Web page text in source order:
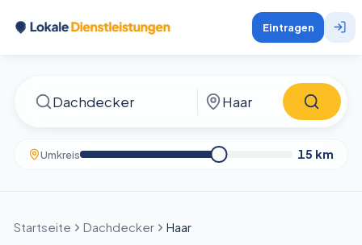
Eintragen
Umkreis 15 km
Startseite Dachdecker Haar